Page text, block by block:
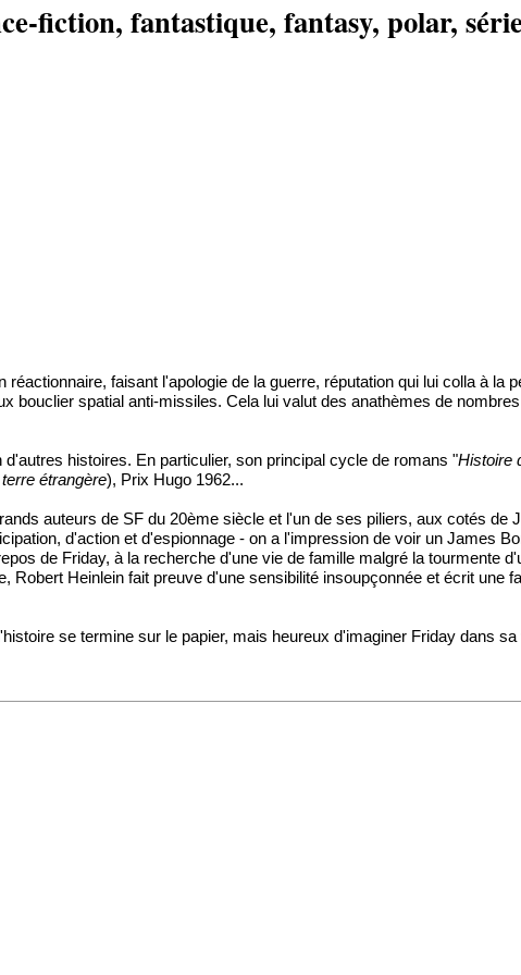
fiction, fantastique, fantasy, polar,
faisant l'apologie de la guerre, réputation qui lui colla à la
bouclier spatial anti-missiles. Cela lui valut des anathèmes de
d'autres histoires. En particulier, son principal cycle de romans "Histoire
étrangère), Prix Hugo 1962...
auteurs de SF du 20ème siècle et l'un de ses piliers, aux cotés de
d'action et d'espionnage - on a l'impression de voir un James
de Friday, à la recherche d'une vie de famille malgré la tourmente
Heinlein fait preuve d'une sensibilité insoupçonnée et écrit une
se termine sur le papier, mais heureux d'imaginer Friday dans sa